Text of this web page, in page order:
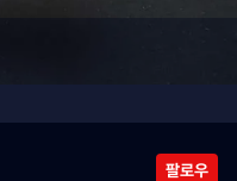
팔로우